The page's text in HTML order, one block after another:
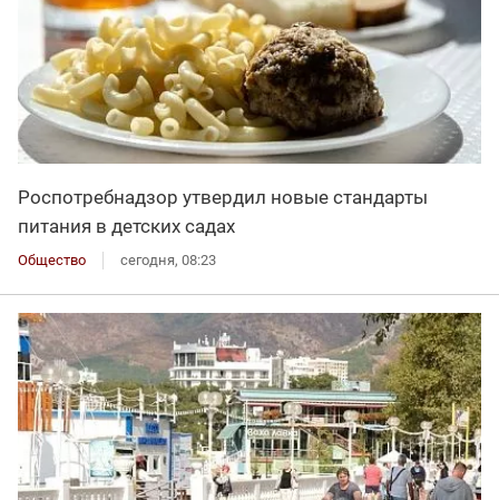
Роспотребнадзор утвердил новые стандарты
питания в детских садах
Общество сегодня, 08:23